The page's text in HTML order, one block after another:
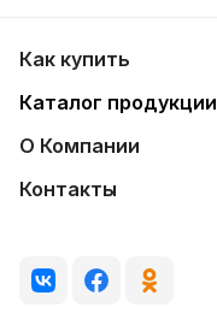
Как купить
Каталог продукции
О Компании
Контакты